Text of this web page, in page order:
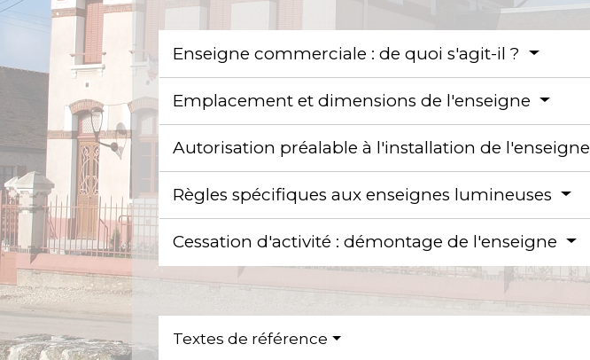
Enseigne commerciale : de quoi s'agit-il ?
Emplacement et dimensions de l'enseigne
Autorisation préalable à l'installation de l'enseigne
Règles spécifiques aux enseignes lumineuses
Cessation d'activité : démontage de l'enseigne
Textes de référence